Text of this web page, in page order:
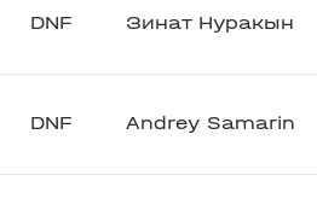
DNF Зинат Нуракын
DNF Andrey Samarin